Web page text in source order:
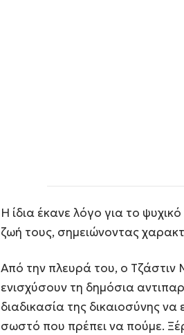
Η ίδια έκανε λόγο για το
ζωή τους, σημειώνοντας
Από την πλευρά του, ο Τζάστιν
ενισχύσουν τη δημόσια
διαδικασία της δικαιοσύνης να
σωστό που πρέπει να πούμε.